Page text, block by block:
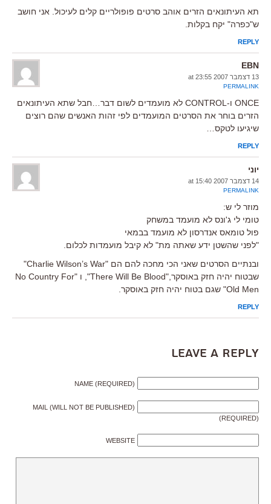
תא העיתונאים הזרים אוהב סרטים פופולריים קלים לעיכול. אני חושב
ש"כפרה" יקח בקלות.
REPLY
EBN
13 דצמבר 2007 at 23:55
PERMALINK
ONCE ו-CONTROL לא מועמדים לשום דבר…חבל שתא העיתונאים
הזרים בוחר את הסרטים המועמדים לפי זהות האנשים שהם רוצים
שיגיעו לטקס…
REPLY
יוני
14 דצמבר 2007 at 15:40
PERMALINK
מוזר לי ש:
טומי לי ג'ונס לא מועמד במשחק
פול טומאס אנדרסון לא מועמד בבמאי
"לפני שהשטן ידע שאתה מת" לא קיבל מועמדות לכלום.
ובנתיים הסרטים שאני הכי מחכה להם הם "Charlie Wilson’s War"
שבטוח יהיה חזק באוסקר,"There Will Be Blood", ו "No Country For
Old Men" שגם בטוח יהיה חזק באוסקר.
REPLY
Leave a Reply
NAME (REQUIRED)
MAIL (WILL NOT BE PUBLISHED)
(REQUIRED)
WEBSITE